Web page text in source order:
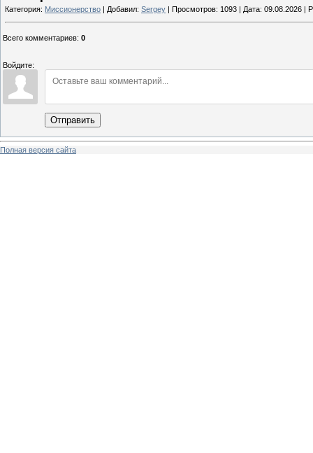
Категория: Миссионерство | Добавил: Sergey | Просмотров: 1093 | Дата: 09.08.2026 |
Всего комментариев: 0
Войдите:
Отправить
Полная версия сайта